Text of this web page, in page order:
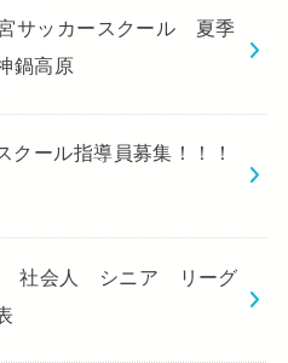
サッカースクール 夏季
鍋高原
クール指導員募集！！！
社会人 シニア リーグ